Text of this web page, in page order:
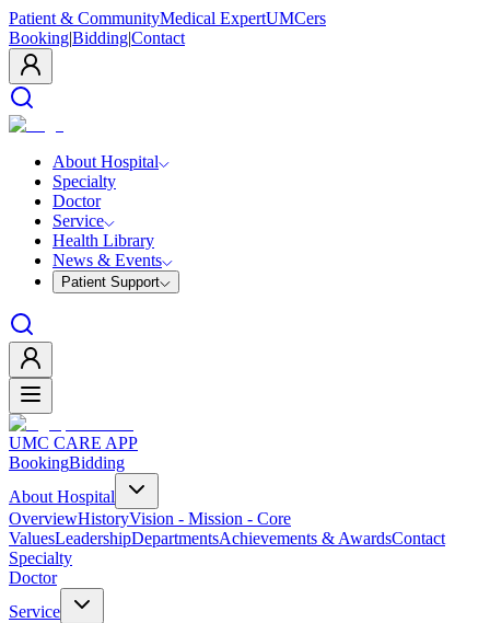
Patient & CommunityMedical ExpertUMCers
Booking|Bidding|Contact
About Hospital
Specialty
Doctor
Service
Health Library
News & Events
Patient Support
UMC CARE APP
BookingBidding
About Hospital
OverviewHistoryVision - Mission - Core
ValuesLeadershipDepartmentsAchievements & AwardsContact
Specialty
Doctor
Service